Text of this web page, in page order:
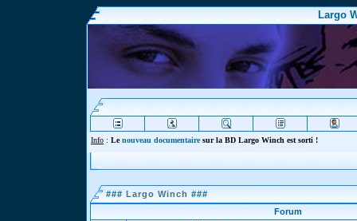
Largo
Info : Lenouveau documentairesur la BD Largo Winch est sorti !
### Largo Winch ###
Forum